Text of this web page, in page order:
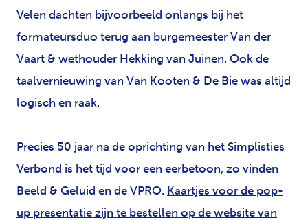
Velen dachten bijvoorbeeld onlangs bij het
formateursduo terug aan burgemeester Van der
Vaart & wethouder Hekking van Juinen. Ook de
taalvernieuwing van Van Kooten & De Bie was altijd
logisch en raak.
Precies 50 jaar na de oprichting van het Simplisties
Verbond is het tijd voor een eerbetoon, zo vinden
Beeld & Geluid en de VPRO. Kaartjes voor de pop-
up presentatie zijn te bestellen op de website van